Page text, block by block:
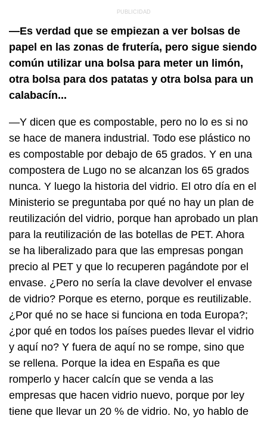
—Es verdad que se empiezan a ver bolsas de
papel en las zonas de frutería, pero sigue siendo
común utilizar una bolsa para meter un limón,
otra bolsa para dos patatas y otra bolsa para un
calabacín...
—Y dicen que es compostable, pero no lo es si no
se hace de manera industrial. Todo ese plástico no
es compostable por debajo de 65 grados. Y en una
compostera de Lugo no se alcanzan los 65 grados
nunca. Y luego la historia del vidrio. El otro día en el
Ministerio se preguntaba por qué no hay un plan de
reutilización del vidrio, porque han aprobado un plan
para la reutilización de las botellas de PET. Ahora
se ha liberalizado para que las empresas pongan
precio al PET y que lo recuperen pagándote por el
envase. ¿Pero no sería la clave devolver el envase
de vidrio? Porque es eterno, porque es reutilizable.
¿Por qué no se hace si funciona en toda Europa?;
¿por qué en todos los países puedes llevar el vidrio
y aquí no? Y fuera de aquí no se rompe, sino que
se rellena. Porque la idea en España es que
romperlo y hacer calcín que se venda a las
empresas que hacen vidrio nuevo, porque por ley
tiene que llevar un 20 % de vidrio. No, yo hablo de